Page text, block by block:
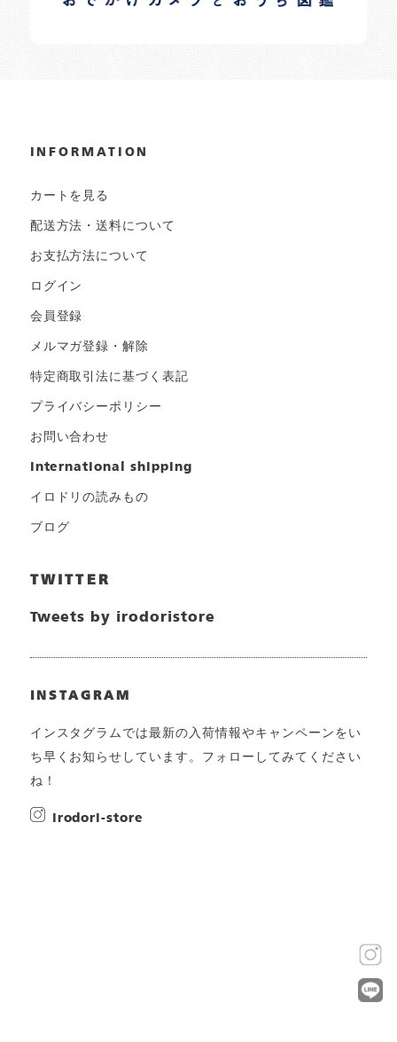
INFORMATION
カートを見る
配送方法・送料について
お支払方法について
ログイン
会員登録
メルマガ登録・解除
特定商取引法に基づく表記
プライバシーポリシー
お問い合わせ
international shipping
イロドリの読みもの
ブログ
TWITTER
Tweets by irodoristore
INSTAGRAM
インスタグラムでは最新の入荷情報やキャンペーンをい
ち早くお知らせしています。フォローしてみてください
ね！
irodori-store